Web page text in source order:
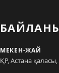
МЕКЕН-ЖАЙ
ҚР, Астана